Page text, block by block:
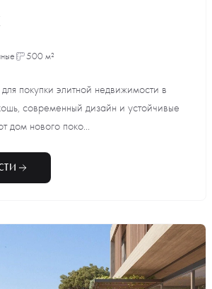
500 м²
покупки элитной недвижимости в
современный дизайн и устойчивые
дом нового поко...